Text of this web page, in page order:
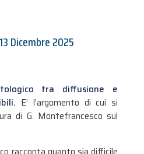
13 Dicembre 2025
tra diffusione e
E’ l’argomento di cui si
di G. Montefrancesco sul